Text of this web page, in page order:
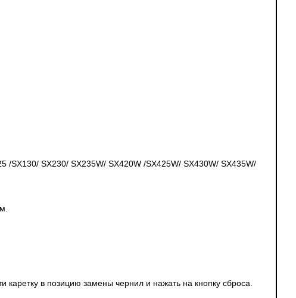
SX230/ SX235W/ SX420W /SX425W/ SX430W/ SX435W/
каретку в позицию замены чернил и нажать на кнопку сброса.